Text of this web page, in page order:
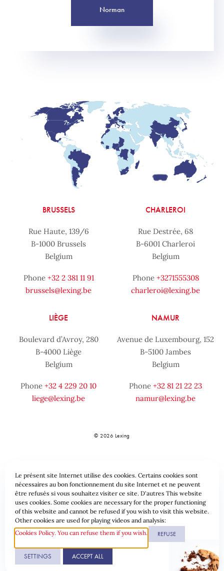
Norman
BRUSSELS
Rue Haute, 139/6
B-1000 Brussels
Belgium
Phone +32 2 381 11 91
brussels@lexing.be
CHARLEROI
Rue Destrée, 68
B-6001 Charleroi
Belgium
Phone +3271555308
charleroi@lexing.be
LIÈGE
Boulevard d’Avroy, 280
B-4000 Liège
Belgium
Phone +32 4 229 20 10
liege@lexing.be
NAMUR
Avenue de Luxembourg, 152
B-5100 Jambes
Belgium
Phone +32 81 21 22 23
namur@lexing.be
© 2026 Lexing
Sitemap Standard provisions Data protection & Cookies
Website by
Le présent site Internet utilise des cookies. Certains cookies sont
nécessaires au bon fonctionnement du site Internet et ne peuvent
être refusés si vous souhaitez visiter ce site. D'autres This website
uses cookies. Some cookies are necessary for the proper functioning
of this website and cannot be refused if you wish to visit this website.
Other cookies are used for playing videos and analysis:
Cookies Policy. You can refuse them if you wish.
REFUSE
SETTINGS ACCEPT ALL